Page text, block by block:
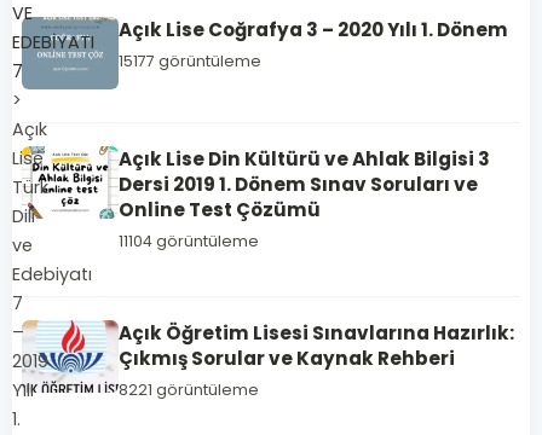
VE
EDEBİYATI
7
>
Açık
Lise
Türk
Dili
ve
Edebiyatı
7
–
2019
Yılı
1.
Açık Lise Coğrafya 3 – 2020 Yılı 1. Dönem
15177 görüntüleme
Açık Lise Din Kültürü ve Ahlak Bilgisi 3
Dersi 2019 1. Dönem Sınav Soruları ve
Online Test Çözümü
11104 görüntüleme
Açık Öğretim Lisesi Sınavlarına Hazırlık:
Çıkmış Sorular ve Kaynak Rehberi
8221 görüntüleme